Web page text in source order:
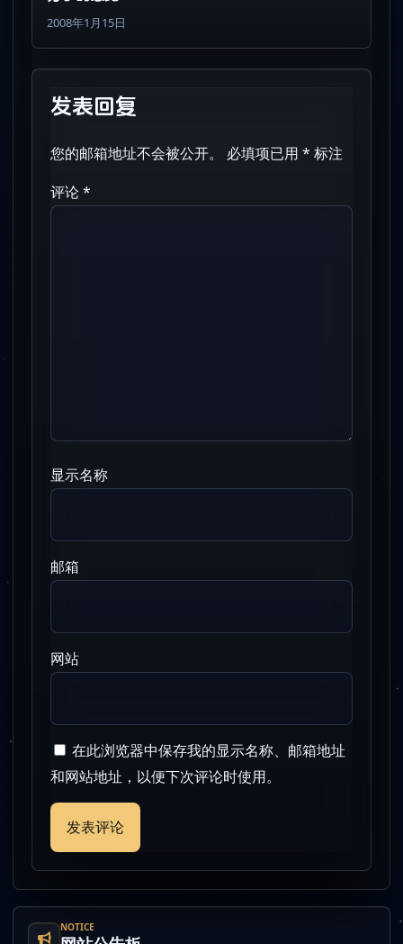
NOTICE
2008年1月15日
发表回复
您的邮箱地址不会被公开。 必填项已用 * 标注
评论*
显示名称
邮箱
网站
在此浏览器中保存我的显示名称、邮箱地址
和网站地址，以便下次评论时使用。